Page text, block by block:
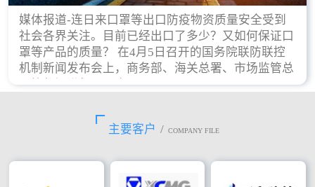
媒体报道-连日来口罩等出口防疫物资质量安全受到
社会各界关注。目前已经出口了多少？又如何保证口
罩等产品的质量？ 在4月5日召开的国务院联防联控
机制新闻发布会上，商务部、海关总署、市场监管总
局等部门进行了回应。
主要客户 / COMPANY FILE